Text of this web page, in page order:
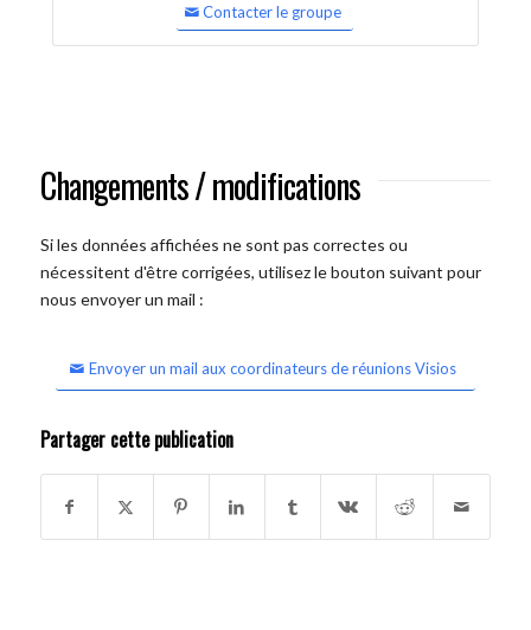
Contacter le groupe
Changements / modifications
Si les données affichées ne sont pas correctes ou
nécessitent d'être corrigées, utilisez le bouton suivant pour
nous envoyer un mail :
Envoyer un mail aux coordinateurs de réunions Visios
Partager cette publication